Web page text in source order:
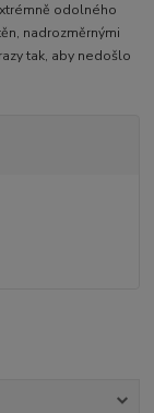
odolného
nadrozměrnými
tak, aby nedošlo